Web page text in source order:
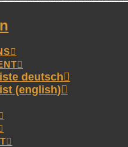
deutsch
(english)